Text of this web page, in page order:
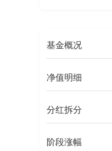
基金概况
净值明细
分红拆分
阶段涨幅